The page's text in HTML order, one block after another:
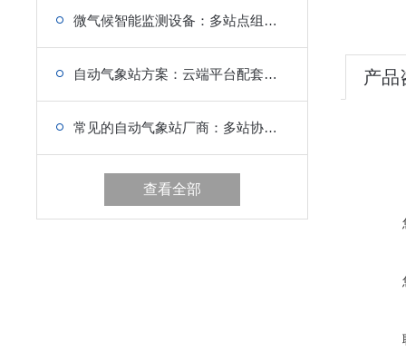
微气候智能监测设备：多站点组网传输，区域微气候联动
自动气象站方案：云端平台配套，适配多行业需求
常见的自动气象站厂商：多站协同组网，防灾减灾核心支撑
查看全部
产品